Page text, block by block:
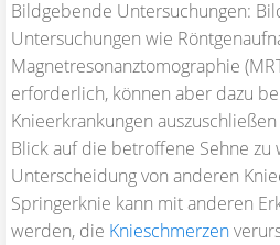
Bildgebende Untersuchungen:
Untersuchungen wie
Magnetresonanztomographie
erforderlich, können aber dazu
Knieerkrankungen
Blick auf die betroffene Sehne zu
Unterscheidung von anderen
Springerknie kann mit anderen
werden, die Knieschmerzen